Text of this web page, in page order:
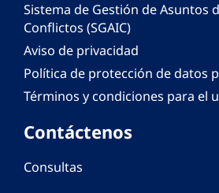
Sistema de Gestión de Asuntos
Conflictos (SGAIC)
Aviso de privacidad
Política de protección de datos
Términos y condiciones para el
Contáctenos
Consultas